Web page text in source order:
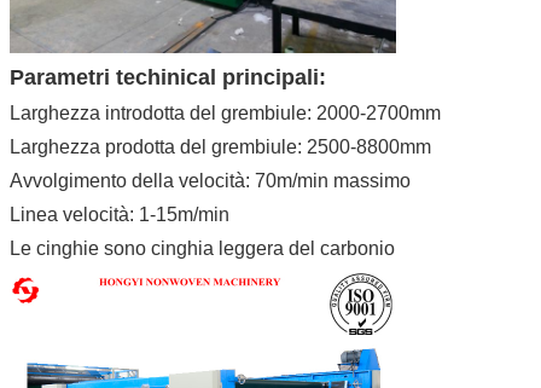
Parametri techinical principali:
Larghezza introdotta del grembiule: 2000-2700mm
Larghezza prodotta del grembiule: 2500-8800mm
Avvolgimento della velocità: 70m/min massimo
Linea velocità: 1-15m/min
Le cinghie sono cinghia leggera del carbonio